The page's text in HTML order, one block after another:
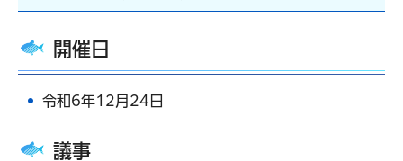
開催日
令和6年12月24日
議事